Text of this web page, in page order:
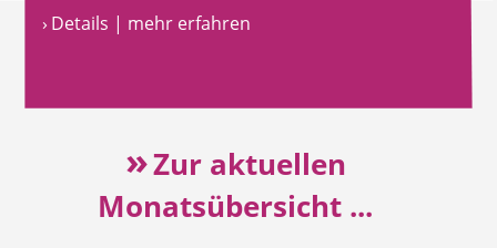
› Details | mehr erfahren
»Zur aktuellen
Monatsübersicht ...